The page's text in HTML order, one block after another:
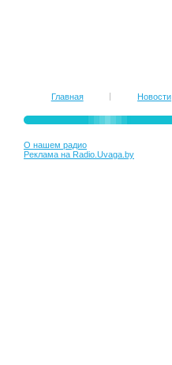
Главная Новости
О нашем радио
Реклама на Radio.Uvaga.by